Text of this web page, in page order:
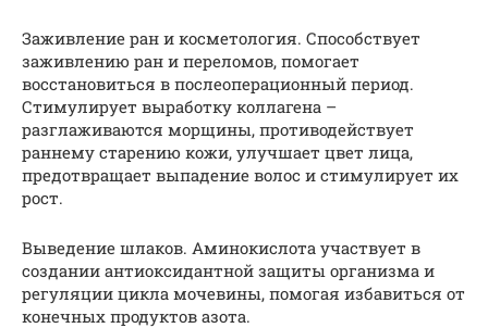
Заживление ран и косметология. Способствует
заживлению ран и переломов, помогает
восстановиться в послеоперационный период.
Стимулирует выработку коллагена –
разглаживаются морщины, противодействует
раннему старению кожи, улучшает цвет лица,
предотвращает выпадение волос и стимулирует их
рост.
Выведение шлаков. Аминокислота участвует в
создании антиоксидантной защиты организма и
регуляции цикла мочевины, помогая избавиться от
конечных продуктов азота.